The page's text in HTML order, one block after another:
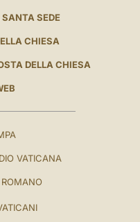
SEDE
CHIESA
DELLA CHIESA
VATICANA
ROMANO